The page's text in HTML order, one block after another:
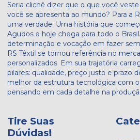
Seria clichê dizer que o que você
você se apresenta ao mundo? Para a
uma verdade. Uma história que
Agudos e hoje chega para todo o
determinação e vocação em fazer
RS Têxtil se tornou referência no
personalizados. Em sua trajetória
pilares: qualidade, preço justo e prazo
melhor da estrutura tecnológica com
pensando em cada detalhe na
Tire Suas
Dúvidas!